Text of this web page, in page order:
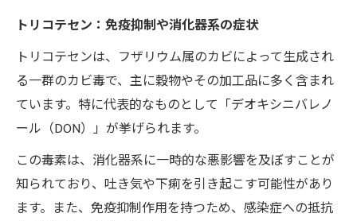
トリコテセン：免疫抑制や消化器系の症状
トリコテセンは、フザリウム属のカビによって生成され
る一群のカビ毒で、主に穀物やその加工品に多く含まれ
ています。特に代表的なものとして「デオキシニバレノ
ール（DON）」が挙げられます。
この毒素は、消化器系に一時的な悪影響を及ぼすことが
知られており、吐き気や下痢を引き起こす可能性があり
ます。また、免疫抑制作用を持つため、感染症への抵抗